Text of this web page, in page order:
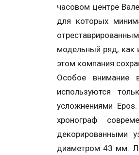
часовом центре
для которых
модельный ряд, как
этом компания
Особое внимание
используются
усложнениями
хронограф
декорированными
диаметром 43 мм.